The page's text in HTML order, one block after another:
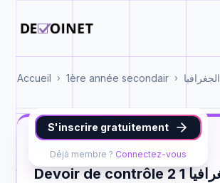
Accueil › 1ère année secondair › الجغرافيا
S'inscrire gratuitement
Déjà membre ? Connectez-vous
جغرافيا 1ère année contrôle 2
Devoir de contrôle 2 الجغرافيا 1ère